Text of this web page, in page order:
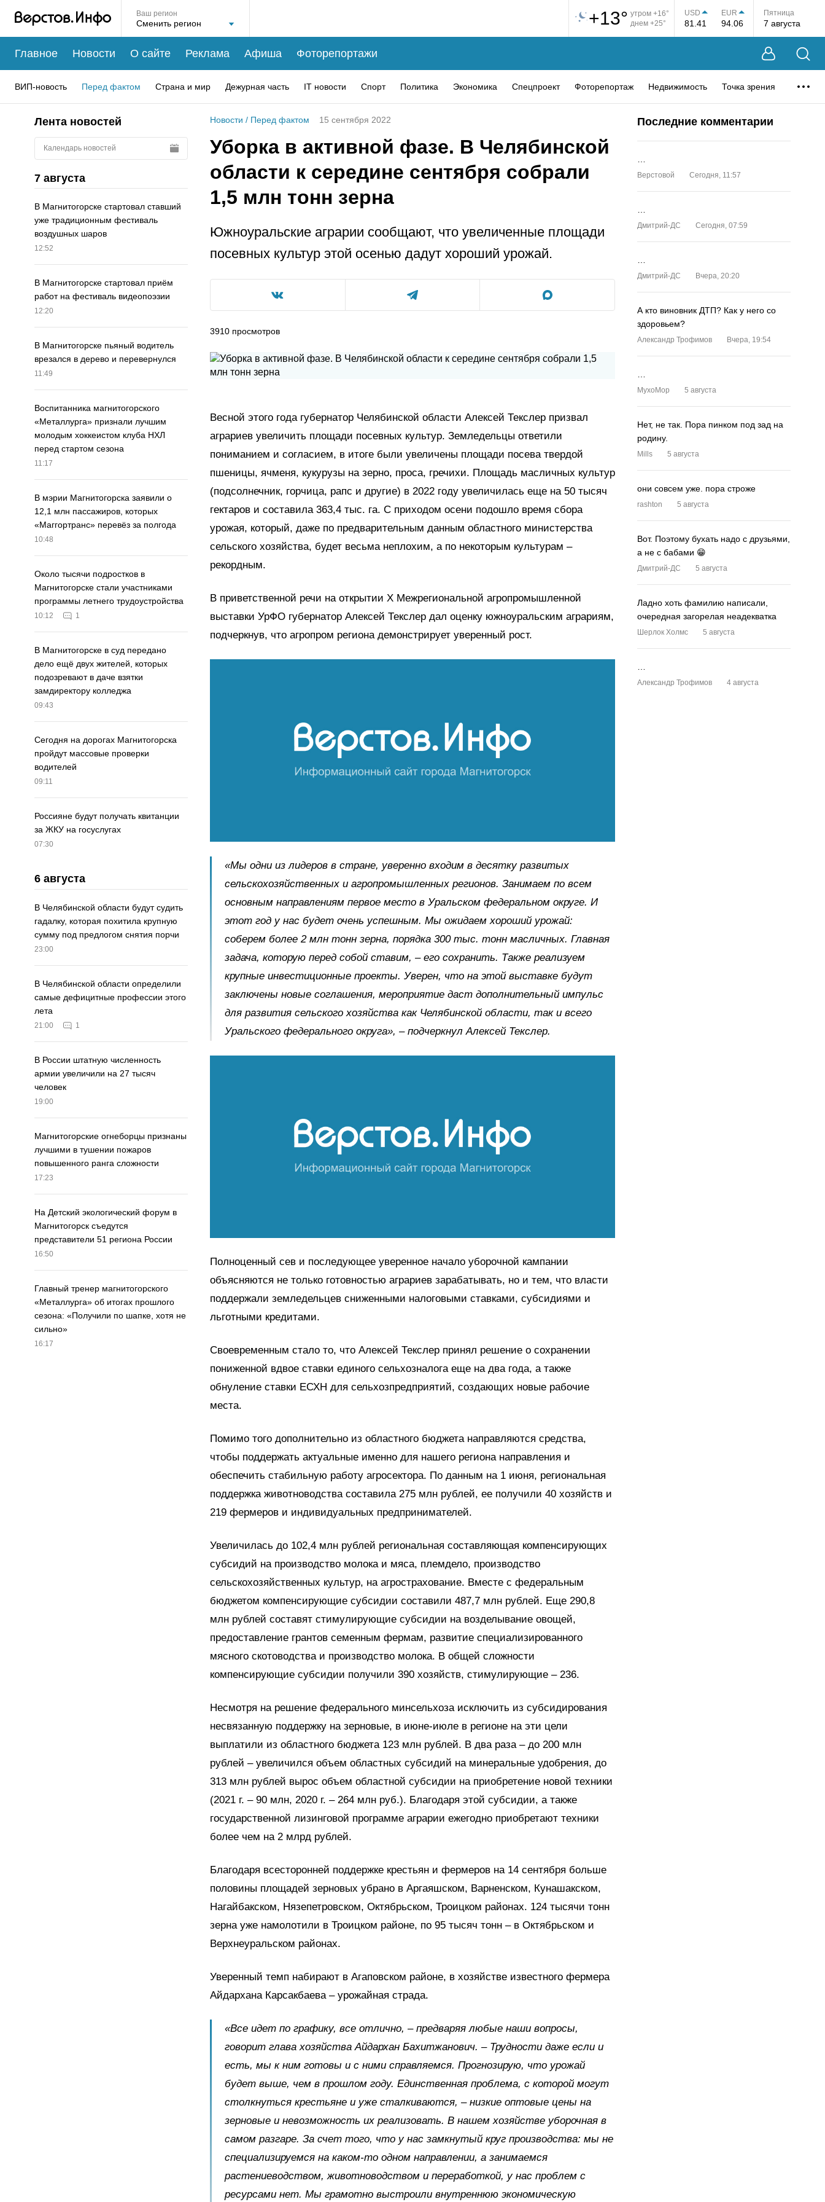
Ваш регион +13° утром +16°
днем +25°
USD
81.41
EUR
94.06
Пятница
7 августа
Главное Новости О сайте Реклама Афиша Фоторепортажи
ВИП-новость Перед фактом Страна и мир Дежурная часть IT новости Спорт Политика Экономика Спецпроект Фоторепортаж Недвижимость Точка зрения
Лента новостей
Календарь новостей
7 августа
В Магнитогорске стартовал ставший
уже традиционным фестиваль
воздушных шаров
12:52
В Магнитогорске стартовал приём
работ на фестиваль видеопоэзии
12:20
В Магнитогорске пьяный водитель
врезался в дерево и перевернулся
11:49
Воспитанника магнитогорского
«Металлурга» признали лучшим
молодым хоккеистом клуба НХЛ
перед стартом сезона
11:17
В мэрии Магнитогорска заявили о
12,1 млн пассажиров, которых
«Маггортранс» перевёз за полгода
10:48
Около тысячи подростков в
Магнитогорске стали участниками
программы летнего трудоустройства
10:12 1
В Магнитогорске в суд передано
дело ещё двух жителей, которых
подозревают в даче взятки
замдиректору колледжа
09:43
Сегодня на дорогах Магнитогорска
пройдут массовые проверки
водителей
09:11
Россияне будут получать квитанции
за ЖКУ на госуслугах
07:30
6 августа
В Челябинской области будут судить
гадалку, которая похитила крупную
сумму под предлогом снятия порчи
23:00
В Челябинской области определили
самые дефицитные профессии этого
лета
21:00 1
В России штатную численность
армии увеличили на 27 тысяч
человек
19:00
Магнитогорские огнеборцы признаны
лучшими в тушении пожаров
повышенного ранга сложности
17:23
На Детский экологический форум в
Магнитогорск съедутся
представители 51 региона России
16:50
Главный тренер магнитогорского
«Металлурга» об итогах прошлого
сезона: «Получили по шапке, хотя не
сильно»
16:17
Новости / Перед фактом 15 сентября 2022
Уборка в активной фазе. В Челябинской
области к середине сентября собрали
1,5 млн тонн зерна
Южноуральские аграрии сообщают, что увеличенные площади
посевных культур этой осенью дадут хороший урожай.
3910 просмотров
Весной этого года губернатор Челябинской области Алексей Текслер призвал
аграриев увеличить площади посевных культур. Земледельцы ответили
пониманием и согласием, в итоге были увеличены площади посева твердой
пшеницы, ячменя, кукурузы на зерно, проса, гречихи. Площадь масличных культур
(подсолнечник, горчица, рапс и другие) в 2022 году увеличилась еще на 50 тысяч
гектаров и составила 363,4 тыс. га. С приходом осени подошло время сбора
урожая, который, даже по предварительным данным областного министерства
сельского хозяйства, будет весьма неплохим, а по некоторым культурам –
рекордным.
В приветственной речи на открытии X Межрегиональной агропромышленной
выставки УрФО губернатор Алексей Текслер дал оценку южноуральским аграриям,
подчеркнув, что агропром региона демонстрирует уверенный рост.
«Мы одни из лидеров в стране, уверенно входим в десятку развитых
сельскохозяйственных и агропромышленных регионов. Занимаем по всем
основным направлениям первое место в Уральском федеральном округе. И
этот год у нас будет очень успешным. Мы ожидаем хороший урожай:
соберем более 2 млн тонн зерна, порядка 300 тыс. тонн масличных. Главная
задача, которую перед собой ставим, – его сохранить. Также реализуем
крупные инвестиционные проекты. Уверен, что на этой выставке будут
заключены новые соглашения, мероприятие даст дополнительный импульс
для развития сельского хозяйства как Челябинской области, так и всего
Уральского федерального округа», – подчеркнул Алексей Текслер.
Полноценный сев и последующее уверенное начало уборочной кампании
объясняются не только готовностью аграриев зарабатывать, но и тем, что власти
поддержали земледельцев сниженными налоговыми ставками, субсидиями и
льготными кредитами.
Своевременным стало то, что Алексей Текслер принял решение о сохранении
пониженной вдвое ставки единого сельхозналога еще на два года, а также
обнуление ставки ЕСХН для сельхозпредприятий, создающих новые рабочие
места.
Помимо того дополнительно из областного бюджета направляются средства,
чтобы поддержать актуальные именно для нашего региона направления и
обеспечить стабильную работу агросектора. По данным на 1 июня, региональная
поддержка животноводства составила 275 млн рублей, ее получили 40 хозяйств и
219 фермеров и индивидуальных предпринимателей.
Увеличилась до 102,4 млн рублей региональная составляющая компенсирующих
субсидий на производство молока и мяса, племдело, производство
сельскохозяйственных культур, на агрострахование. Вместе с федеральным
бюджетом компенсирующие субсидии составили 487,7 млн рублей. Еще 290,8
млн рублей составят стимулирующие субсидии на возделывание овощей,
предоставление грантов семенным фермам, развитие специализированного
мясного скотоводства и производство молока. В общей сложности
компенсирующие субсидии получили 390 хозяйств, стимулирующие – 236.
Несмотря на решение федерального минсельхоза исключить из субсидирования
несвязанную поддержку на зерновые, в июне-июле в регионе на эти цели
выплатили из областного бюджета 123 млн рублей. В два раза – до 200 млн
рублей – увеличился объем областных субсидий на минеральные удобрения, до
313 млн рублей вырос объем областной субсидии на приобретение новой техники
(2021 г. – 90 млн, 2020 г. – 264 млн руб.). Благодаря этой субсидии, а также
государственной лизинговой программе аграрии ежегодно приобретают техники
более чем на 2 млрд рублей.
Благодаря всесторонней поддержке крестьян и фермеров на 14 сентября больше
половины площадей зерновых убрано в Аргаяшском, Варненском, Кунашакском,
Нагайбакском, Нязепетровском, Октябрьском, Троицком районах. 124 тысячи тонн
зерна уже намолотили в Троицком районе, по 95 тысяч тонн – в Октябрьском и
Верхнеуральском районах.
Уверенный темп набирают в Агаповском районе, в хозяйстве известного фермера
Айдархана Карсакбаева – урожайная страда.
«Все идет по графику, все отлично, – предваряя любые наши вопросы,
говорит глава хозяйства Айдархан Бахитжанович. – Трудности даже если и
есть, мы к ним готовы и с ними справляемся. Прогнозирую, что урожай
будет выше, чем в прошлом году. Единственная проблема, с которой могут
столкнуться крестьяне и уже сталкиваются, – низкие оптовые цены на
зерновые и невозможность их реализовать. В нашем хозяйстве уборочная в
самом разгаре. За счет того, что у нас замкнутый круг производства: мы не
специализируемся на каком-то одном направлении, а занимаемся
растениеводством, животноводством и переработкой, у нас проблем с
ресурсами нет. Мы грамотно выстроили внутреннюю экономическую
Последние комментарии
Верстовой Сегодня, 11:57
Дмитрий-ДС Сегодня, 07:59
Дмитрий-ДС Вчера, 20:20
А кто виновник ДТП? Как у него со
здоровьем?
Александр Трофимов Вчера, 19:54
MyxoMop 5 августа
Нет, не так. Пора пинком под зад на
родину.
Mills 5 августа
они совсем уже. пора строже
rashton 5 августа
Вот. Поэтому бухать надо с друзьями,
а не с бабами 😁
Дмитрий-ДС 5 августа
Ладно хоть фамилию написали,
очередная загорелая неадекватка
Шерлок Холмс 5 августа
Александр Трофимов 4 августа